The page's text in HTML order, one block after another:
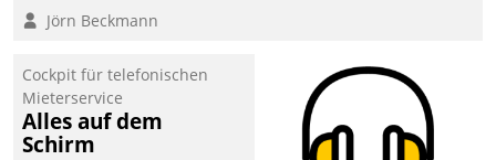
Jörn Beckmann
Cockpit für telefonischen
Mieterservice
Alles auf dem
Schirm